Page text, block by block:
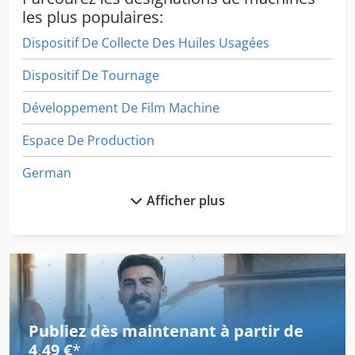
les plus populaires:
Dispositif De Collecte Des Huiles Usagées
Dispositif De Tournage
Développement De Film Machine
Espace De Production
German
Machine De Fabrication
Machine De Façonnage
Machine De Finition
Afficher plus
Publiez dès maintenant à partir de
4,49 €*